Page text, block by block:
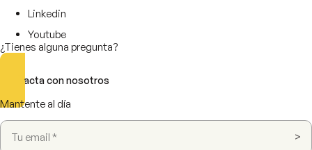
Linkedin
Youtube
¿Tienes alguna pregunta?
Contacta con nosotros
Mantente al día